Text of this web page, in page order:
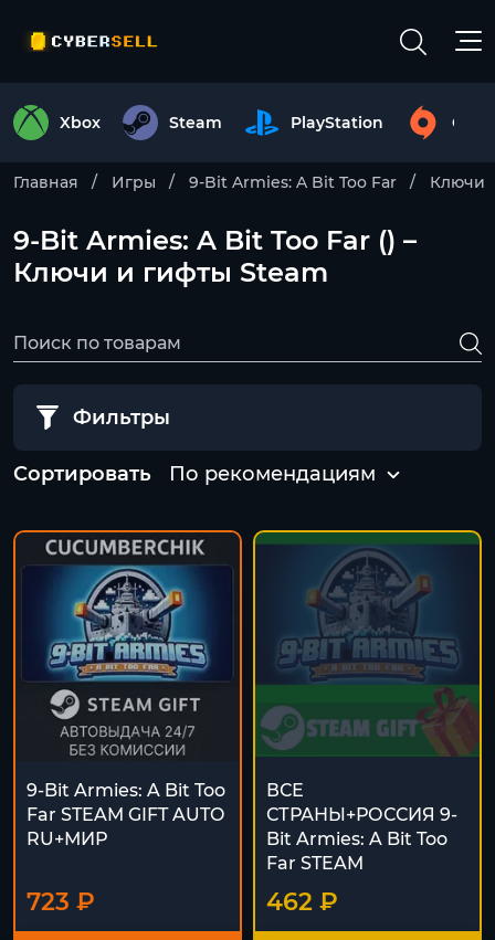
Xbox Steam PlayStation
Главная Игры 9-Bit Armies: A Bit Too Far Ключи
9-Bit Armies: A Bit Too Far () –
Ключи и гифты Steam
Фильтры
Сортировать По рекомендациям
9-Bit Armies: A Bit Too
Far STEAM GIFT AUTO
RU+МИР
723 ₽
ВСЕ
СТРАНЫ+РОССИЯ 9-
Bit Armies: A Bit Too
Far STEAM
462 ₽